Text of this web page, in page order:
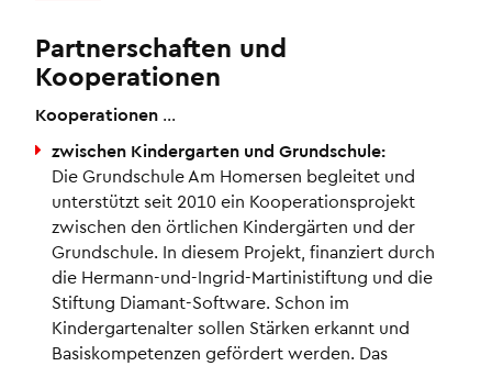
Partnerschaften und
Kooperationen
Kooperationen…
zwischen Kindergarten und Grundschule:
Die Grundschule Am Homersen begleitet und
unterstützt seit 2010 ein Kooperationsprojekt
zwischen den örtlichen Kindergärten und der
Grundschule. In diesem Projekt, finanziert durch
die Hermann-und-Ingrid-Martinistiftung und die
Stiftung Diamant-Software. Schon im
Kindergartenalter sollen Stärken erkannt und
Basiskompetenzen gefördert werden. Das